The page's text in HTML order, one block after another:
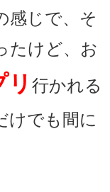
感じで、そ
たけど、お
リ 行かれる
けでも間に